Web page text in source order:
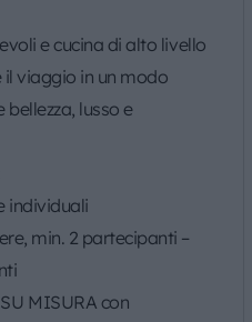
e cucina di alto livello
viaggio in un modo
lusso e
individuali
min. 2 partecipanti –
MISURA con